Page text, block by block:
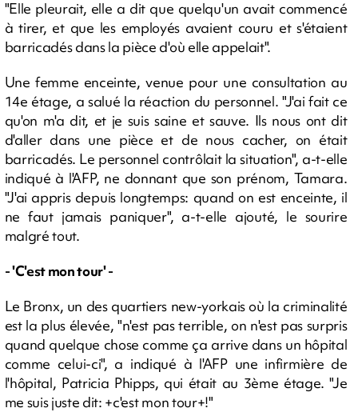
"Elle pleurait, elle a dit que quelqu'un avait commencé
à tirer, et que les employés avaient couru et s'étaient
barricadés dans la pièce d'où elle appelait".
Une femme enceinte, venue pour une consultation au
14e étage, a salué la réaction du personnel. "J'ai fait ce
qu'on m'a dit, et je suis saine et sauve. Ils nous ont dit
d'aller dans une pièce et de nous cacher, on était
barricadés. Le personnel contrôlait la situation", a-t-elle
indiqué à l'AFP, ne donnant que son prénom, Tamara.
"J'ai appris depuis longtemps: quand on est enceinte, il
ne faut jamais paniquer", a-t-elle ajouté, le sourire
malgré tout.
- 'C'est mon tour' -
Le Bronx, un des quartiers new-yorkais où la criminalité
est la plus élevée, "n'est pas terrible, on n'est pas surpris
quand quelque chose comme ça arrive dans un hôpital
comme celui-ci", a indiqué à l'AFP une infirmière de
l'hôpital, Patricia Phipps, qui était au 3ème étage. "Je
me suis juste dit: +c'est mon tour+!"